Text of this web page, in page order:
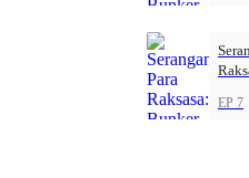
EP 7